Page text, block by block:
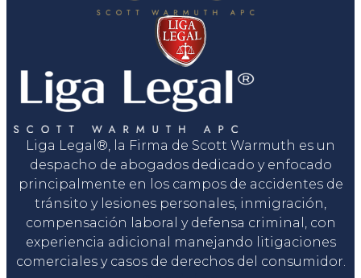
Liga Legal®, la Firma de Scott Warmuth es un
despacho de abogados dedicado y enfocado
principalmente en los campos de accidentes de
tránsito y lesiones personales, inmigración,
compensación laboral y defensa criminal, con
experiencia adicional manejando litigaciones
comerciales y casos de derechos del consumidor.